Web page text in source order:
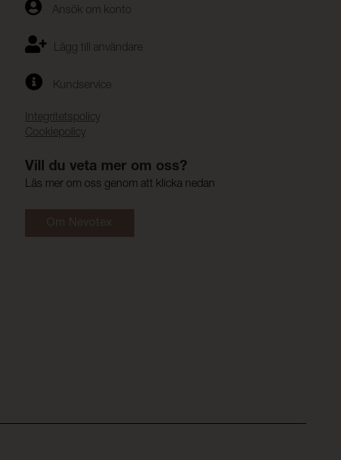
Ansök om konto
Lägg till användare
Kundservice
Integritetspolicy
Cookiepolicy
Vill du veta mer om oss?
Läs mer om oss genom att klicka nedan
Om Nevotex